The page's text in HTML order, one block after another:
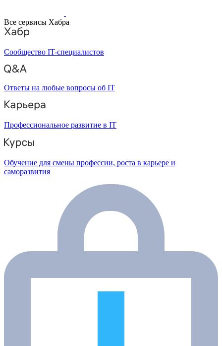
Все сервисы Хабра
Сообщество IT-специалистов
Ответы на любые вопросы об IT
Профессиональное развитие в IT
Обучение для смены профессии, роста в карьере и
саморазвития